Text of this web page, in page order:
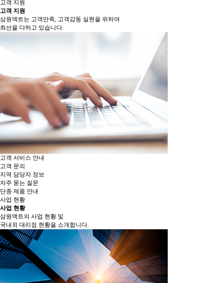
고객 지원
고객 지원
삼원액트는 고객만족, 고객감동 실현을 위하여
최선을 다하고 있습니다.
고객 서비스 안내
고객 문의
지역 담당자 정보
자주 묻는 질문
단종 제품 안내
사업 현황
사업 현황
삼원액트의 사업 현황 및
국내외 대리점 현황을 소개합니다.